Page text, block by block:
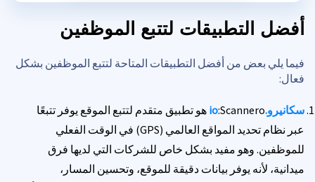
أفضل التطبيقات لتتبع الموظفين
فيما يلي بعض من أفضل التطبيقات المتاحة لتتبع الموظفين بشكل
فعال:
سكانيرو.io
:Scannero هو تطبيق متقدم لتتبع الموقع يوفر تتبعًا
عبر نظام تحديد المواقع العالمي (GPS) في الوقت الفعلي
للموظفين. وهو مفيد بشكل خاص للشركات التي لديها فرق
ميدانية، لأنه يوفر بيانات دقيقة للموقع، وتحسين المسار،